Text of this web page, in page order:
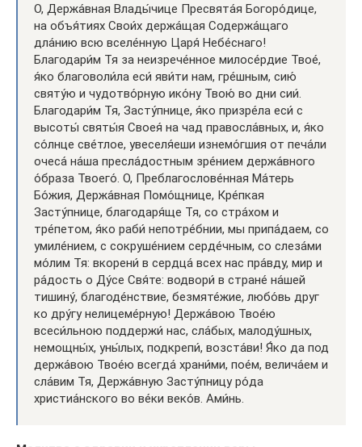
О, Держа́вная Влады́чице Пресвята́я Богоро́дице,
на объя́тиях Свои́х держа́щая Содержа́щаго
дла́нию всю вселе́нную Царя́ Небе́снаго!
Благодари́м Тя за неизрече́нное милосе́рдие Твое́,
я́ко благоволи́ла еси́ яви́ти нам, гре́шным, сию́
святу́ю и чудотво́рную ико́ну Твою́ во дни сии́.
Благодари́м Тя, Засту́пнице, я́ко призре́ла еси́ с
высоты́ святы́я Своея́ на чад правосла́вных, и, я́ко
со́лнце све́тлое, увеселя́еши изнемо́гшия от печа́ли
очеса́ на́ша пресла́достным зре́нием держа́вного
о́браза Твоего́. О, Преблагослове́нная Ма́терь
Бо́жия, Держа́вная Помо́щнице, Кре́пкая
Засту́пнице, благодаря́ще Тя, со стра́хом и
тре́петом, я́ко раби́ непотре́бнии, мы припа́даем, со
умиле́нием, с сокруше́нием серде́чным, со слеза́ми
мо́лим Тя: вкорени́ в сердца́ всех нас пра́вду, мир и
ра́дость о Ду́се Свя́те: водвори́ в стране́ на́шей
тишину́, благоде́нствие, безмяте́жие, любо́вь друг
ко дру́гу нелицеме́рную! Держа́вою Твое́ю
всеси́льною поддержи́ нас, сла́бых, малоду́шных,
немощны́х, уны́лых, подкрепи́, возста́ви! Я́ко да под
держа́вою Твое́ю всегда́ храни́ми, пое́м, велича́ем и
сла́вим Тя, Держа́вную Засту́пницу ро́да
христиа́нского во ве́ки веко́в. Ами́нь.